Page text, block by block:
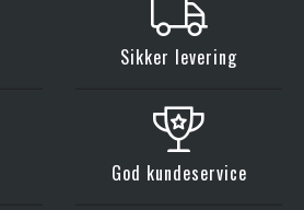
Sikker levering
God kundeservice